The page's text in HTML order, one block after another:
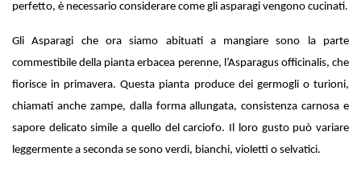
perfetto, è necessario considerare come gli asparagi vengono cucinati.
Gli Asparagi che ora siamo abituati a mangiare sono la parte
commestibile della pianta erbacea perenne, l’Asparagus officinalis, che
fiorisce in primavera. Questa pianta produce dei germogli o turioni,
chiamati anche zampe, dalla forma allungata, consistenza carnosa e
sapore delicato simile a quello del carciofo. Il loro gusto può variare
leggermente a seconda se sono verdi, bianchi, violetti o selvatici.